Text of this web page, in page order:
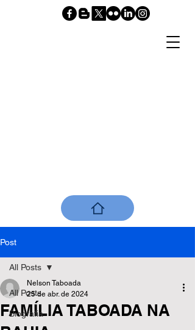
Post
All Posts
Biografia
All Posts
FAMÍLIA TABOADA NA
Nelson Taboada
25 de abr. de 2024